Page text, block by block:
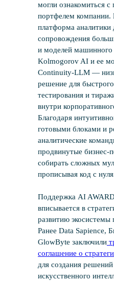
могли ознакомиться
портфелем
платформа аналитики
сопровождения
и моделей
Kolmogorov AI и ее
Continuity-LLM —
решение для
тестирования и
внутри
Благодаря
готовыми блоками и
аналитические
продвинутые бизнес-
собирать сложных
прописывая код с
Поддержка AI
вписывается в
развитию
Ранее Data Sapience,
GlowByte заключили
соглашение о
для создания решений
искусственного